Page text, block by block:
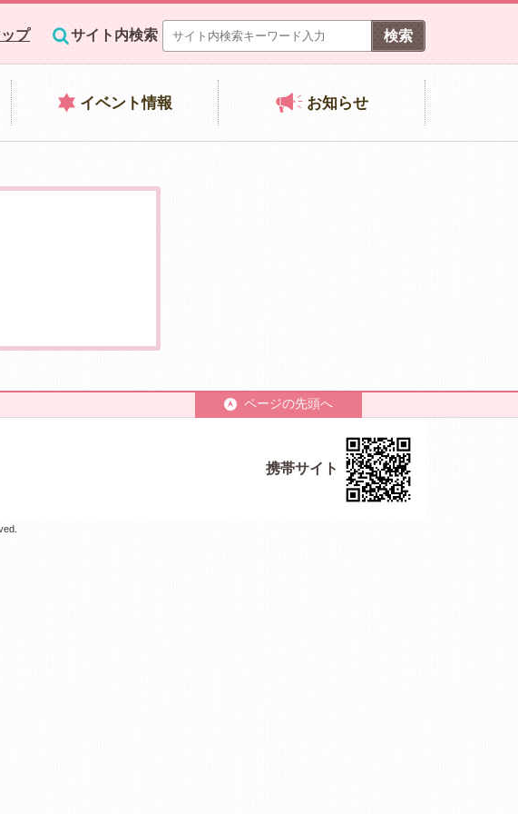
プ サイト内検索
イベント情報 お知らせ
ページの先頭へ
携帯サイト